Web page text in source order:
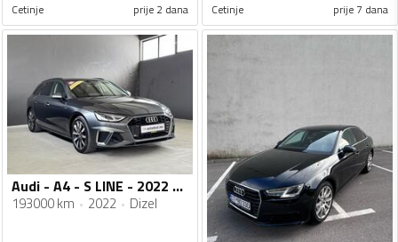
Cetinje prije 2 dana Cetinje prije 7 dana
Audi - A4 - S LINE - 2022 GOD
193000 km 2022 Dizel